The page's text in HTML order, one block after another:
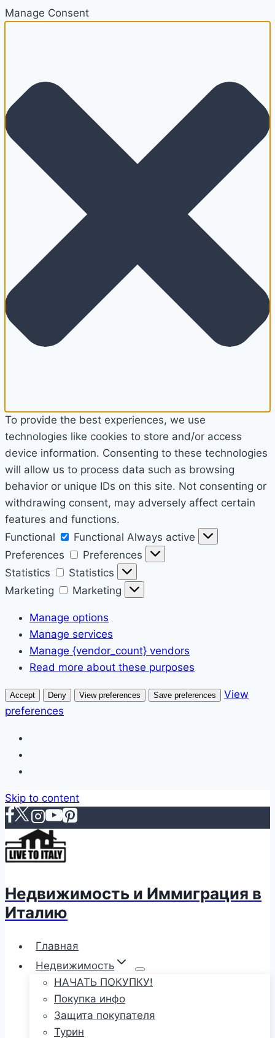
Manage Consent
To provide the best experiences, we use
technologies like cookies to store and/or access
device information. Consenting to these technologies
will allow us to process data such as browsing
behavior or unique IDs on this site. Not consenting or
withdrawing consent, may adversely affect certain
features and functions.
Functional
Functional Always active
Preferences
Preferences
Statistics
Statistics
Marketing
Marketing
Manage options
Manage services
Manage {vendor_count} vendors
Read more about these purposes
Accept Deny View preferences Save preferences
View
preferences
Skip to content
Недвижимость и Иммиграция в
Италию
Главная
Недвижимость
НАЧАТЬ ПОКУПКУ!
Покупка инфо
Защита покупателя
Турин